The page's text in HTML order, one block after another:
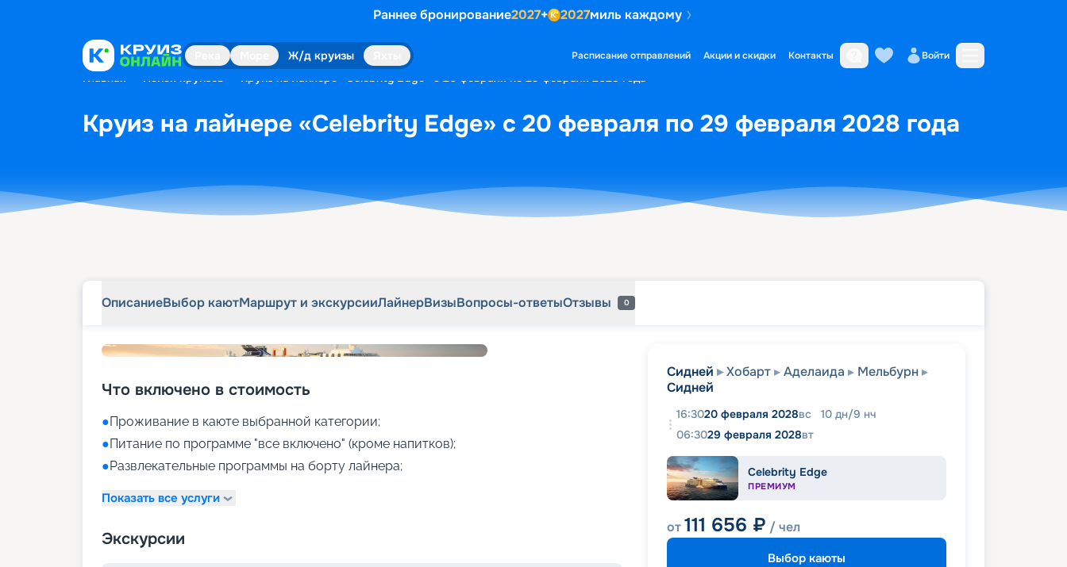
Раннее бронирование2027+ 2027миль каждому
Ж/д круизы Расписание отправлений Акции и скидки Контакты Войти
Главная Поиск круизов Круиз на лайнере «Celebrity Edge» с 20 февраля по 29 февраля 2028 года
Круиз на лайнере «Celebrity Edge» с 20 февраля по 29 февраля 2028 года
ОписаниеВыбор каютМаршрут и экскурсииЛайнерВизыВопросы-ответыОтзывы 0
Что включено в стоимость
●Проживание в каюте выбранной категории;
●Питание по программе "все включено" (кроме напитков);
●Развлекательные программы на борту лайнера;
Показать все услуги
Экскурсии
Сидней Хобарт Аделаида
Мельбурн
Сидней
16:3020 февраля 2028вс 10 дн/9 нч
06:3029 февраля 2028вт
Celebrity Edge
ПРЕМИУМ
от111 656 ₽ / чел
Выбор каюты